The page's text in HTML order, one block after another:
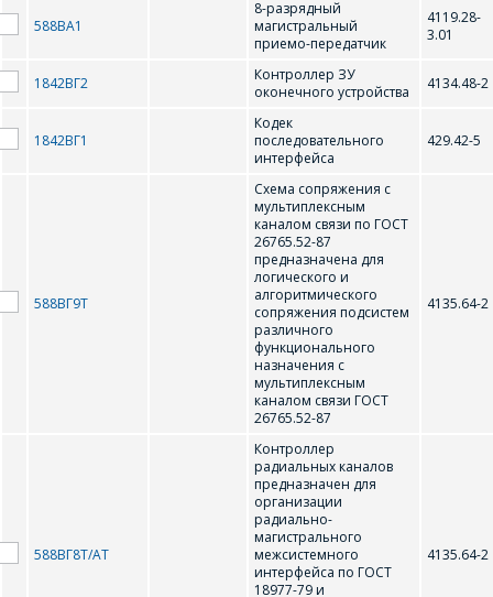
588ВА1
8-разрядный
магистральный
приемо-передатчик
4119.28-
3.01
1842ВГ2
Контроллер ЗУ
оконечного устройства
4134.48-2
1842ВГ1
Кодек
последовательного
интерфейса
429.42-5
588ВГ9Т
Схема сопряжения с
мультиплексным
каналом связи по ГОСТ
26765.52-87
предназначена для
логического и
алгоритмического
сопряжения подсистем
различного
функционального
назначения с
мультиплексным
каналом связи ГОСТ
26765.52-87
4135.64-2
588ВГ8Т/АТ
Контроллер
радиальных каналов
предназначен для
организации
радиально-
магистрального
межсистемного
интерфейса по ГОСТ
18977-79 и
4135.64-2
*
Интересующий товар/
услуга, их количество *
Комментарий*
Интересующий товар/
Я согласен на
персональных данных*